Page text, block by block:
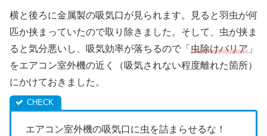
横と後ろに金属製の吸気口が見られます。見ると羽虫が何
匹か挟まっていたので取り除きました。そして、虫が挟ま
ると気分悪いし、吸気効率が落ちるので「 虫除けバリア 」
をエアコン室外機の近く（吸気されない程度離れた箇所）
にかけておきました。
エアコン室外機の吸気口に虫を詰まらせるな！